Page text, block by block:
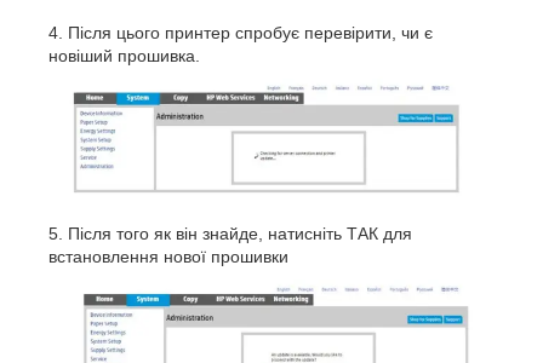
Після цього принтер спробує перевірити, чи є
новіший прошивка.
Після того як він знайде, натисніть ТАК для
встановлення нової прошивки